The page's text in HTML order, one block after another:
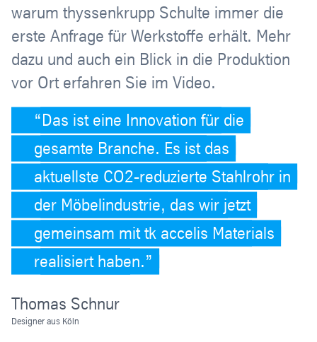
warum thyssenkrupp Schulte immer die
erste Anfrage für Werkstoffe erhält. Mehr
dazu und auch ein Blick in die Produktion
vor Ort erfahren Sie im Video.
Das ist eine Innovation für die
gesamte Branche. Es ist das
aktuellste CO2-reduzierte Stahlrohr in
der Möbelindustrie, das wir jetzt
gemeinsam mit tk accelis Materials
realisiert haben.
Thomas Schnur
Designer aus Köln